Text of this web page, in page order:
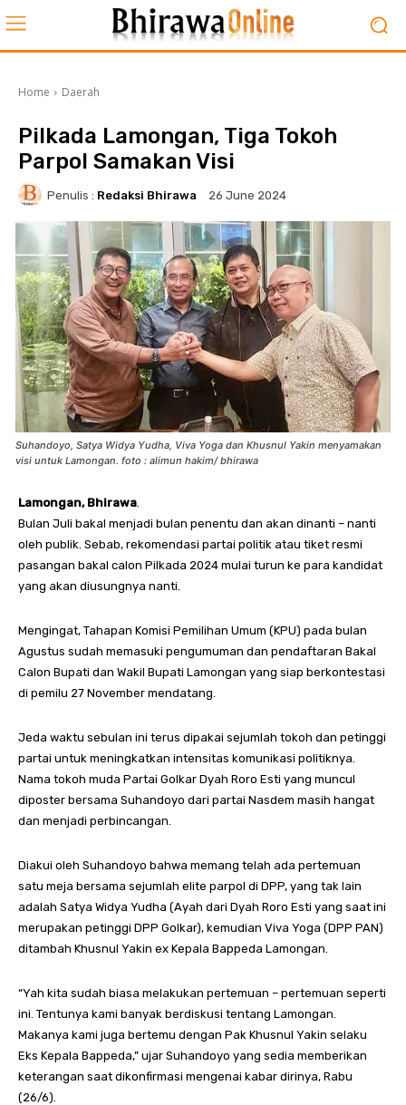
Home Daerah
Pilkada Lamongan, Tiga Tokoh
Parpol Samakan Visi
Penulis : Redaksi Bhirawa 26 June 2024
Suhandoyo, Satya Widya Yudha, Viva Yoga dan Khusnul Yakin menyamakan
visi untuk Lamongan. foto : alimun hakim/ bhirawa
Lamongan, Bhirawa
Bulan Juli bakal menjadi bulan penentu dan akan dinanti – nanti
oleh publik. Sebab, rekomendasi partai politik atau tiket resmi
pasangan bakal calon Pilkada 2024 mulai turun ke para kandidat
yang akan diusungnya nanti.
Mengingat, Tahapan Komisi Pemilihan Umum (KPU) pada bulan
Agustus sudah memasuki pengumuman dan pendaftaran Bakal
Calon Bupati dan Wakil Bupati Lamongan yang siap berkontestasi
di pemilu 27 November mendatang.
Jeda waktu sebulan ini terus dipakai sejumlah tokoh dan petinggi
partai untuk meningkatkan intensitas komunikasi politiknya.
Nama tokoh muda Partai Golkar Dyah Roro Esti yang muncul
diposter bersama Suhandoyo dari partai Nasdem masih hangat
dan menjadi perbincangan.
Diakui oleh Suhandoyo bahwa memang telah ada pertemuan
satu meja bersama sejumlah elite parpol di DPP, yang tak lain
adalah Satya Widya Yudha (Ayah dari Dyah Roro Esti yang saat ini
merupakan petinggi DPP Golkar), kemudian Viva Yoga (DPP PAN)
ditambah Khusnul Yakin ex Kepala Bappeda Lamongan.
“Yah kita sudah biasa melakukan pertemuan – pertemuan seperti
ini. Tentunya kami banyak berdiskusi tentang Lamongan.
Makanya kami juga bertemu dengan Pak Khusnul Yakin selaku
Eks Kepala Bappeda,” ujar Suhandoyo yang sedia memberikan
keterangan saat dikonfirmasi mengenai kabar dirinya, Rabu
(26/6).